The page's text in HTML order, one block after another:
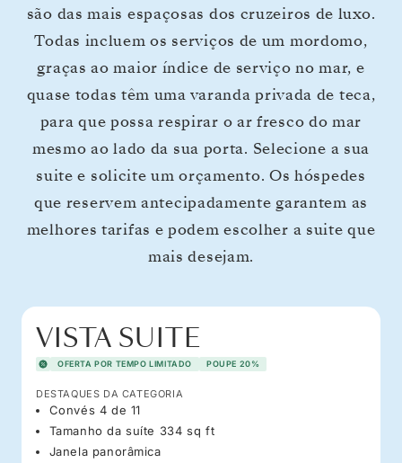
são das mais espaçosas dos cruzeiros de luxo.
Todas incluem os serviços de um mordomo,
graças ao maior índice de serviço no mar, e
quase todas têm uma varanda privada de teca,
para que possa respirar o ar fresco do mar
mesmo ao lado da sua porta. Selecione a sua
suite e solicite um orçamento. Os hóspedes
que reservem antecipadamente garantem as
melhores tarifas e podem escolher a suite que
mais desejam.
VISTA SUITE
OFERTA POR TEMPO LIMITADO POUPE 20%
DESTAQUES DA CATEGORIA
Convés 4 de 11
Tamanho da suíte 334 sq ft
Janela panorâmica